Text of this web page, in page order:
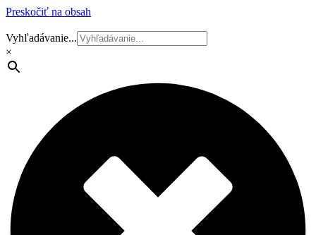
Preskočiť na obsah
Vyhľadávanie...
×